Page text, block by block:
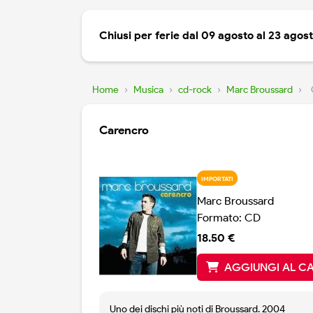
Chiusi per ferie dal 09 agosto al 23
Home › Musica › cd-rock › Marc Broussard ›
Carencro
IMPORTATI
Marc Broussard
Formato: CD
18.50 €
AGGIUNGI AL
Uno dei dischi più noti di Broussard. 2004